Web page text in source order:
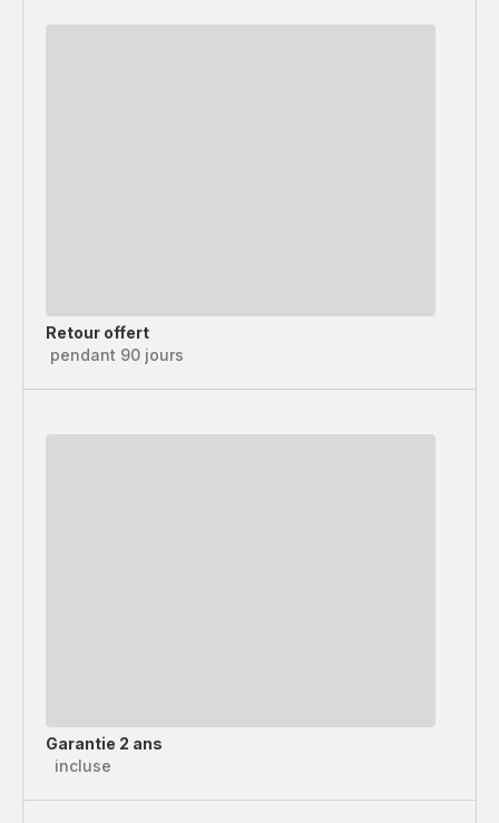
Retour offert
pendant 90 jours
Garantie 2 ans
incluse